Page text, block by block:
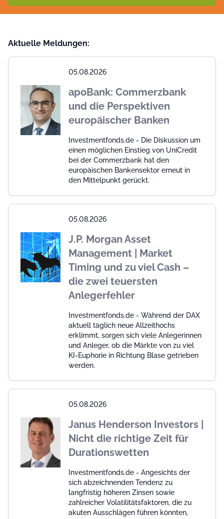
Aktuelle Meldungen:
05.08.2026
apoBank: Commerzbank
und die Perspektiven
europäischer Banken
Investmentfonds.de - Die Diskussion um
einen möglichen Einstieg von UniCredit
bei der Commerzbank hat den
europäischen Bankensektor erneut in
den Mittelpunkt gerückt.
05.08.2026
J.P. Morgan Asset
Management | Market
Timing und zu viel Cash –
die zwei teuersten
Anlegerfehler
Investmentfonds.de - Während der DAX
aktuell täglich neue Allzeithochs
erklimmt, sorgen sich viele Anlegerinnen
und Anleger, ob die Märkte von zu viel
KI-Euphorie in Richtung Blase getrieben
werden.
05.08.2026
Janus Henderson Investors |
Nicht die richtige Zeit für
Durationswetten
Investmentfonds.de - Angesichts der
sich abzeichnenden Tendenz zu
langfristig höheren Zinsen sowie
zahlreicher Volatilitätsfaktoren, die zu
akuten Ausschlägen führen könnten,